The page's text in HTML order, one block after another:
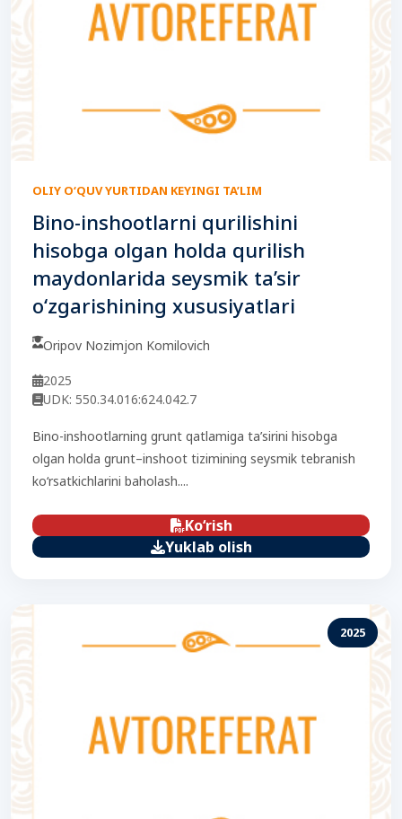
OLIY O‘QUV YURTIDAN KEYINGI TA’LIM
Bino-inshootlarni qurilishini
hisobga olgan holda qurilish
maydonlarida seysmik ta’sir
o‘zgarishining xususiyatlari
Oripov Nozimjon Komilovich
2025
UDK: 550.34.016:624.042.7
Bino-inshootlarning grunt qatlamiga ta’sirini hisobga
olgan holda grunt–inshoot tizimining seysmik tebranish
ko‘rsatkichlarini baholash....
Ko‘rish
Yuklab olish
2025